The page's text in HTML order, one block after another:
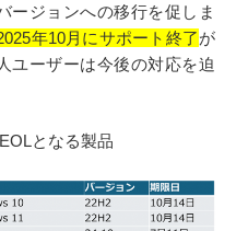
guide/en-US/advisory/CVE-
guide/en-US/advisory/CVE-
ージョンへの移行を促しま
年10月にサポート終了が
ユーザーは今後の対応を迫
となる製品